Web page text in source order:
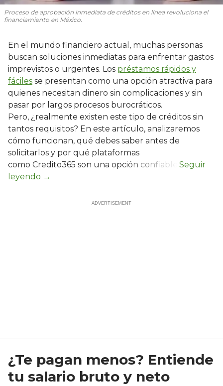
Proceso de aprobación inmediata de créditos en línea revoluciona el
financiamiento en México.
En el mundo financiero actual, muchas personas
buscan soluciones inmediatas para enfrentar gastos
imprevistos o urgentes. Los préstamos rápidos y
fáciles se presentan como una opción atractiva para
quienes necesitan dinero sin complicaciones y sin
pasar por largos procesos burocráticos.
Pero, ¿realmente existen este tipo de créditos sin
tantos requisitos? En este artículo, analizaremos
cómo funcionan, qué debes saber antes de
solicitarlos y por qué plataformas
como Credito365 son una opción confiable.
¿Te pagan menos? Entiende
tu salario bruto y neto